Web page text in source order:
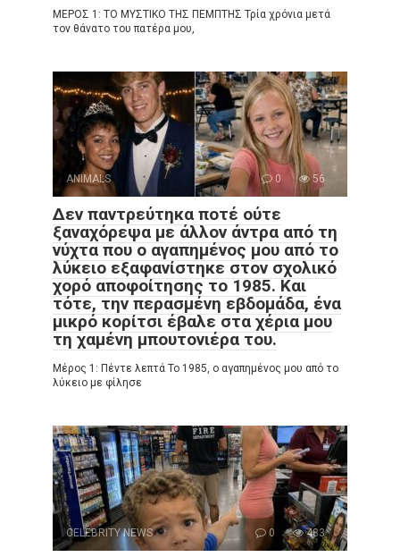
ΜΕΡΟΣ 1: ΤΟ ΜΥΣΤΙΚΟ ΤΗΣ ΠΕΜΠΤΗΣ Τρία χρόνια μετά
τον θάνατο του πατέρα μου,
ANIMALS 0 56
Δεν παντρεύτηκα ποτέ ούτε
ξαναχόρεψα με άλλον άντρα από τη
νύχτα που ο αγαπημένος μου από το
λύκειο εξαφανίστηκε στον σχολικό
χορό αποφοίτησης το 1985. Και
τότε, την περασμένη εβδομάδα, ένα
μικρό κορίτσι έβαλε στα χέρια μου
τη χαμένη μπουτονιέρα του.
Μέρος 1: Πέντε λεπτά Το 1985, ο αγαπημένος μου από το
λύκειο με φίλησε
CELEBRITY NEWS 0 483